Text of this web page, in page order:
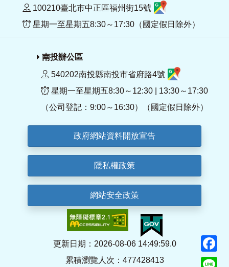
100210臺北市中正區福州街15號
星期一至星期五8:30～17:30（國定假日除外）
南投辦公區
540202南投縣南投市省府路4號
星期一至星期五8:30～12:30 | 13:30～17:30
（公司登記：9:00～16:30）（國定假日除外）
政府網站資料開放宣告
隱私權政策
網站安全政策
更新日期：2026-08-06 14:49:59.0
累積瀏覽人次：477428413